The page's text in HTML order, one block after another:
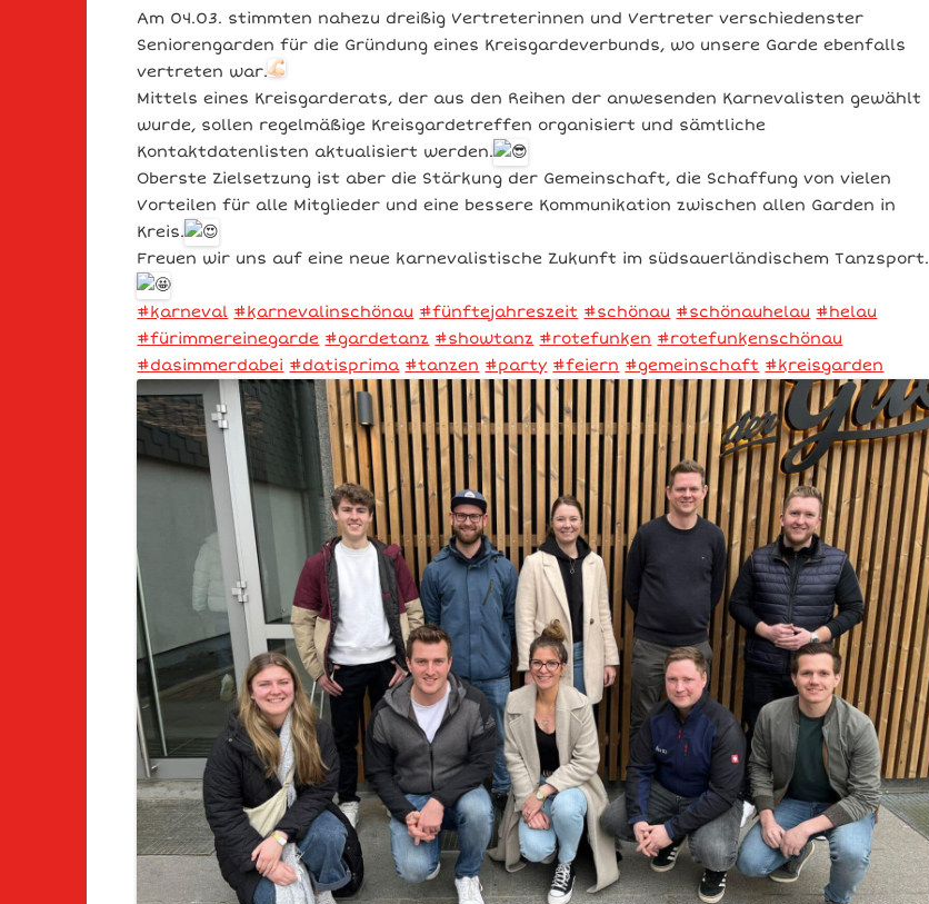
Am 04.03. stimmten nahezu dreißig Vertreterinnen und Vertreter verschiedenster
Seniorengarden für die Gründung eines Kreisgardeverbunds, wo unsere Garde ebenfalls
vertreten war.
Mittels eines Kreisgarderats, der aus den Reihen der anwesenden Karnevalisten gewählt
wurde, sollen regelmäßige Kreisgardetreffen organisiert und sämtliche
Kontaktdatenlisten aktualisiert werden.
Oberste Zielsetzung ist aber die Stärkung der Gemeinschaft, die Schaffung von vielen
Vorteilen für alle Mitglieder und eine bessere Kommunikation zwischen allen Garden in
Kreis.
Freuen wir uns auf eine neue karnevalistische Zukunft im südsauerländischem Tanzsport.
#karneval #karnevalinschönau #fünftejahreszeit #schönau #schönauhelau #helau
#fürimmereinegarde #gardetanz #showtanz #rotefunken #rotefunkenschönau
#dasimmerdabei #datisprima #tanzen #party #feiern #gemeinschaft #kreisgarden